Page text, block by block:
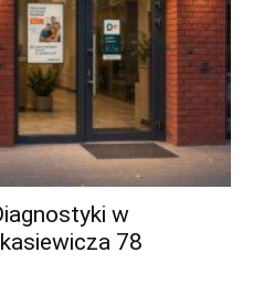
w
78